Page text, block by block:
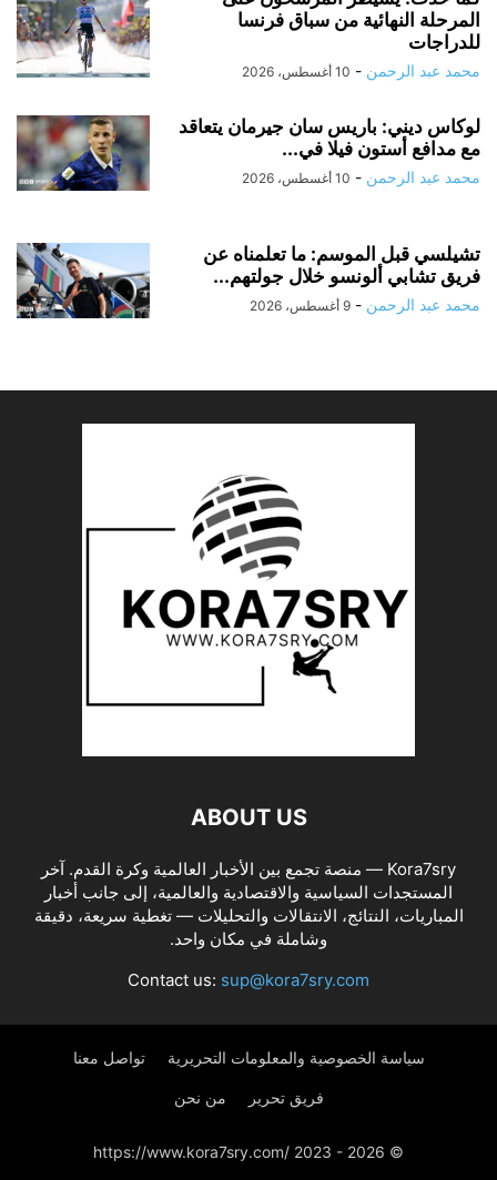
المرحلة النهائية من سباق فرنسا
للدراجات
محمد عبد الرحمن - 10 أغسطس، 2026
لوكاس ديني: باريس سان جيرمان يتعاقد
مع مدافع أستون فيلا في...
محمد عبد الرحمن - 10 أغسطس، 2026
تشيلسي قبل الموسم: ما تعلمناه عن
فريق تشابي ألونسو خلال جولتهم...
محمد عبد الرحمن - 9 أغسطس، 2026
ABOUT US
Kora7sry — منصة تجمع بين الأخبار العالمية وكرة القدم. آخر
المستجدات السياسية والاقتصادية والعالمية، إلى جانب أخبار
المباريات، النتائج، الانتقالات والتحليلات — تغطية سريعة، دقيقة
وشاملة في مكان واحد.
Contact us: sup@kora7sry.com
سياسة الخصوصية والمعلومات التحريرية تواصل معنا
فريق تحرير من نحن
© https://www.kora7sry.com/ 2023 - 2026